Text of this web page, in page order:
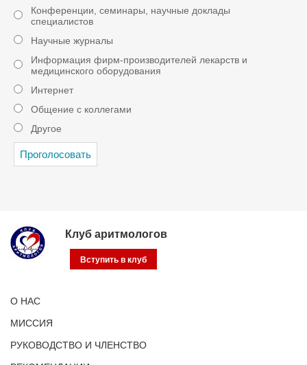
Конференции, семинары, научные доклады
специалистов
Научные журналы
Информация фирм-производителей лекарств и
медицинского оборудования
Интернет
Общение с коллегами
Другое
Клуб аритмологов
Вступить в клуб
О НАС
МИССИЯ
РУКОВОДСТВО И ЧЛЕНСТВО